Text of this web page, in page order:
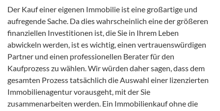
Der Kauf einer eigenen Immobilie ist eine großartige und
aufregende Sache. Da dies wahrscheinlich eine der größeren
finanziellen Investitionen ist, die Sie in Ihrem Leben
abwickeln werden, ist es wichtig, einen vertrauenswürdigen
Partner und einen professionellen Berater für den
Kaufprozess zu wählen. Wir würden daher sagen, dass dem
gesamten Prozess tatsächlich die Auswahl einer lizenzierten
Immobilienagentur vorausgeht, mit der Sie
zusammenarbeiten werden. Ein Immobilienkauf ohne die